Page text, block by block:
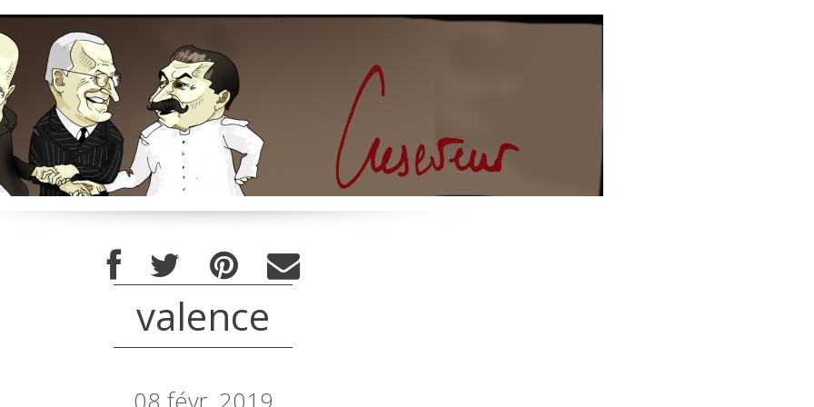
valence
08 févr. 2019